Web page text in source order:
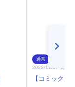
通常
2023/11/17 発売
【コミック】